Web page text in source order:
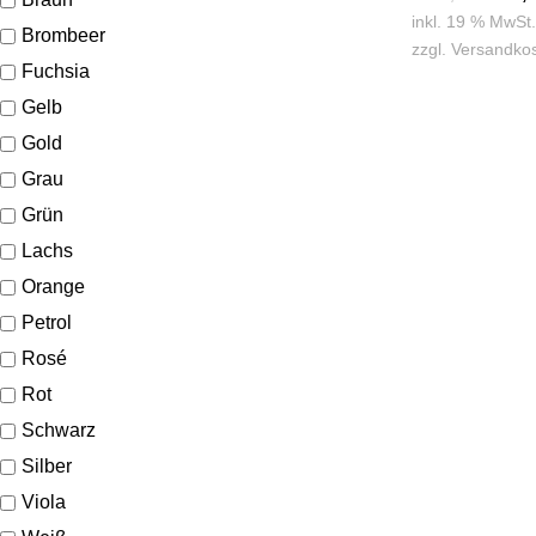
Brombeer
Fuchsia
Gelb
Gold
Grau
Grün
Lachs
Orange
Petrol
Rosé
Rot
Schwarz
Silber
Viola
inkl. 19 % MwSt.
zzgl.